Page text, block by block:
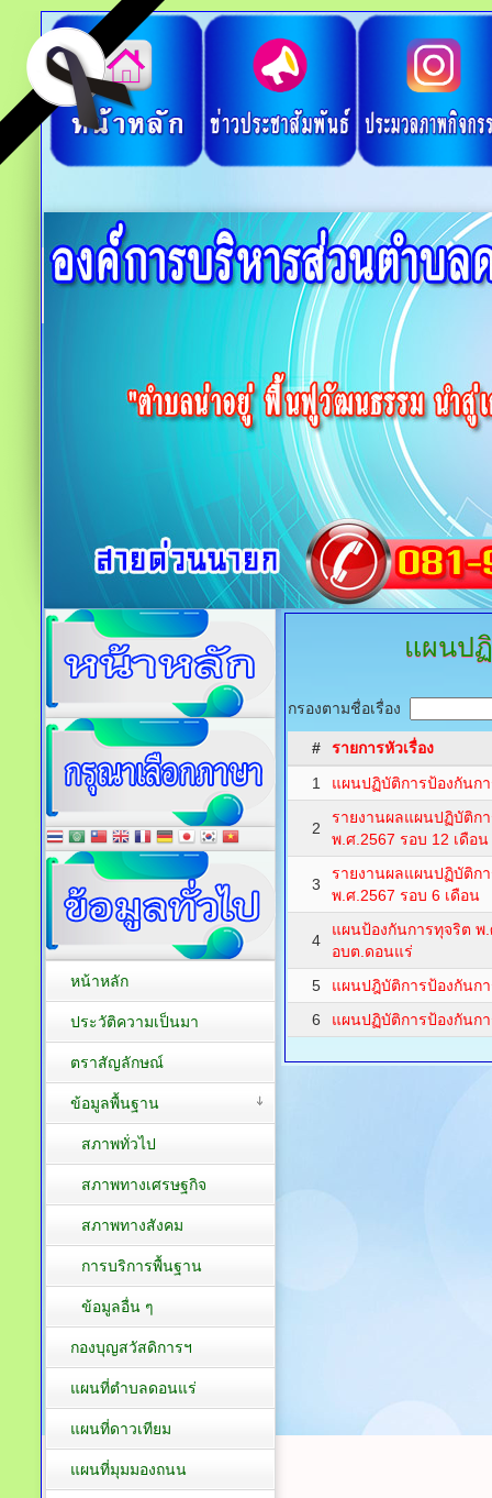
แผนป
กรองตามชื่อเรื่อง
#
รายการหัวเรื่อง
1
แผนปฏิบัติการป้องกันก
2
รายงานผลแผนปฏิบัติก
พ.ศ.2567 รอบ 12 เดือน
3
รายงานผลแผนปฏิบัติก
พ.ศ.2567 รอบ 6 เดือน
4
แผนป้องกันการทุจริต พ
อบต.ดอนแร่
5
แผนปฎิบัติการป้องกันก
6
แผนปฏิบัติการป้องกันก
หน้าหลัก
ประวัติความเป็นมา
ตราสัญลักษณ์
ข้อมูลพื้นฐาน
สภาพทั่วไป
สภาพทางเศรษฐกิจ
สภาพทางสังคม
การบริการพื้นฐาน
ข้อมูลอื่น ๆ
กองบุญสวัสดิการฯ
แผนที่ตำบลดอนแร่
แผนที่ดาวเทียม
แผนที่มุมมองถนน